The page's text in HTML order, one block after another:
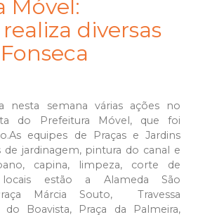
Móvel:
diversas
nesta semana várias ações no
do Prefeitura Móvel, que foi
equipes de Praças e Jardins
jardinagem, pintura do canal e
capina, limpeza, corte de
estão a Alameda São
Márcia Souto, Travessa
do Boavista, Praça da Palmeira,